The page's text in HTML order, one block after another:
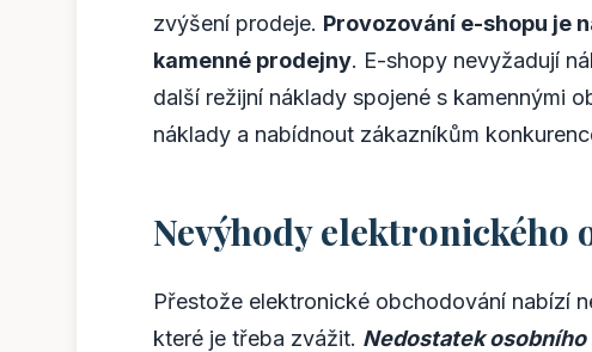
zvýšení prodeje. Provozování e-shopu je
kamenné prodejny. E-shopy nevyžadují
další režijní náklady spojené s kamennými
náklady a nabídnout zákazníkům
Nevýhody elektronického
Přestože elektronické obchodování nabízí
které je třeba zvážit. Nedostatek